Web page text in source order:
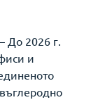
До 2026 г.
и